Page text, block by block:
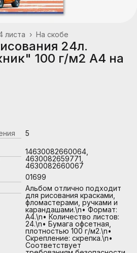
На скобе
листа ›
школьные принадлежности
24л.
100 г/м2 A4 на
5
14630082660064,
4630082659771,
4630082660067
01699
Альбом отлично подходит
для рисования красками,
фломастерами, ручками и
карандашами.\n• Формат:
А4.\n• Количество листов:
24.\n• Бумага офсетная,
плотностью 100 г/м2.\n•
Скрепление: скрепка.\n•
Соответствует